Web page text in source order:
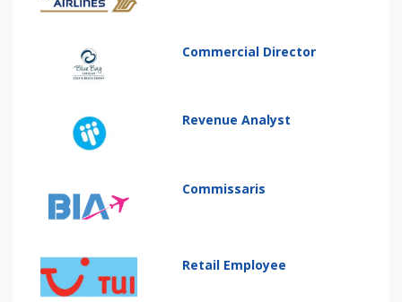
Commercial Director
Revenue Analyst
Commissaris
Retail Employee